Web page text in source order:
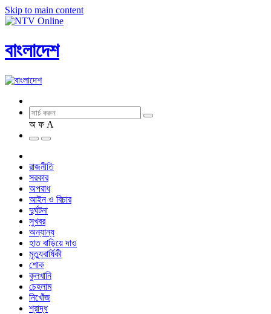
Skip to main content
বাংলাদেশ
অ ফ A
রাজনীতি
সরকার
অপরাধ
আইন ও বিচার
দুর্ঘটনা
সুখবর
অন্যান্য
হাত বাড়িয়ে দাও
মৃত্যুবার্ষিকী
শোক
কুলখানি
চেহলাম
নিখোঁজ
শ্রাদ্ধ